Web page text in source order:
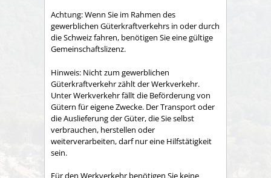
Achtung: Wenn Sie im Rahmen des
gewerblichen Güterkraftverkehrs in oder durch
die Schweiz fahren, benötigen Sie eine gültige
Gemeinschaftslizenz.
Hinweis: Nicht zum gewerblichen
Güterkraftverkehr zählt der Werkverkehr.
Unter Werkverkehr fällt die Beförderung von
Gütern für eigene Zwecke. Der Transport oder
die Auslieferung der Güter, die Sie selbst
verbrauchen, herstellen oder
weiterverarbeiten, darf nur eine Hilfstätigkeit
sein.
Für den Werkverkehr benötigen Sie keine